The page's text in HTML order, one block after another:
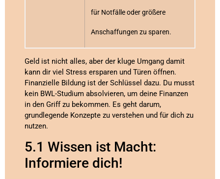
für Notfälle oder größere
Anschaffungen zu sparen.
Geld ist nicht alles, aber der kluge Umgang damit
kann dir viel Stress ersparen und Türen öffnen.
Finanzielle Bildung ist der Schlüssel dazu. Du musst
kein BWL-Studium absolvieren, um deine Finanzen
in den Griff zu bekommen. Es geht darum,
grundlegende Konzepte zu verstehen und für dich zu
nutzen.
5.1 Wissen ist Macht:
Informiere dich!